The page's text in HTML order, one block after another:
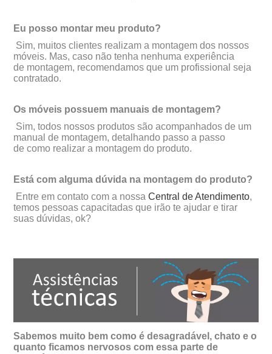
Eu posso montar meu produto?
Sim, muitos clientes realizam a montagem dos nossos
móveis. Mas, caso não tenha nenhuma experiência
de montagem, recomendamos que um profissional seja
contratado.
Os móveis possuem manuais de montagem?
Sim, todos nossos produtos são acompanhados de um
manual de montagem, detalhando passo a passo
de como realizar a montagem do produto.
Está com alguma dúvida na montagem do produto?
Entre em contato com a nossaCentral de Atendimento,
temos pessoas capacitadas que irão te ajudar e tirar
suas dúvidas, ok?
Sabemos muito bem como é desagradável, chato e o
quanto ficamos nervosos com essa parte de